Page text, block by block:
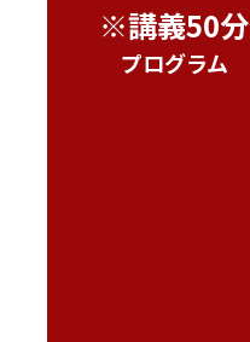
※講義50分
プログラム